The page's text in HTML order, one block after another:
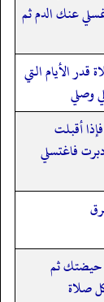
عنك الدم ثم
الأيام التي
وصلي
أقبلت
فاغتسلي
حيضتك ثم
صلاة